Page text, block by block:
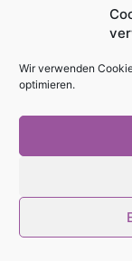
Wir verwenden
optimieren.
©